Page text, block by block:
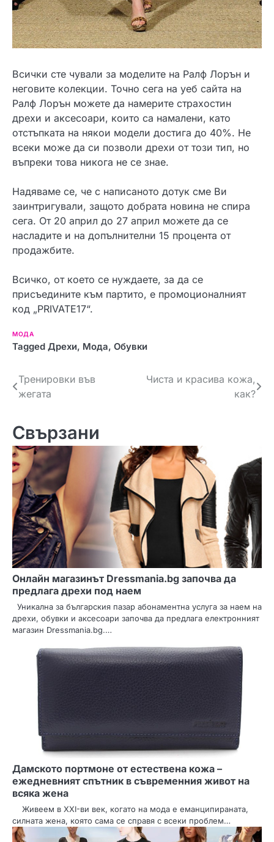
Всички сте чували за моделите на Ралф Лорън и
неговите колекции. Точно сега на уеб сайта на
Ралф Лорън можете да намерите страхостин
дрехи и аксесоари, които са намалени, като
отстъпката на някои модели достига до 40%. Не
всеки може да си позволи дрехи от този тип, но
въпреки това никога не се знае.
Надяваме се, че с написаното дотук сме Ви
заинтригували, защото добрата новина не спира
сега. От 20 април до 27 април можете да се
насладите и на допълнителни 15 процента от
продажбите.
Всичко, от което се нуждаете, за да се
присъедините към партито, е промоционалният
код „PRIVATE17“.
МОДА
Tagged Дрехи, Мода, Обувки
Н
в
и
г
а
ц
и
я
Тренировки във
жегата
Чиста и красива кожа,
как?
Свързани
Онлайн магазинът Dressmania.bg започва да
предлага дрехи под наем
Уникална за българския пазар абонаментна услуга за наем на
дрехи, обувки и аксесоари започва да предлага електронният
магазин Dressmania.bg.…
Дамското портмоне от естествена кожа –
ежедневният спътник в съвременния живот на
всяка жена
Живеем в XXI-ви век, когато на мода е еманципираната,
силната жена, която сама се справя с всеки проблем…